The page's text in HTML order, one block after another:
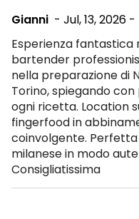
- Jul, 13, 2026 -
Gianni
Esperienza fantastica
bartender
nella preparazione di
Torino, spiegando
ogni ricetta. Location
fingerfood in
coinvolgente.
milanese in modo
Consigliatissima